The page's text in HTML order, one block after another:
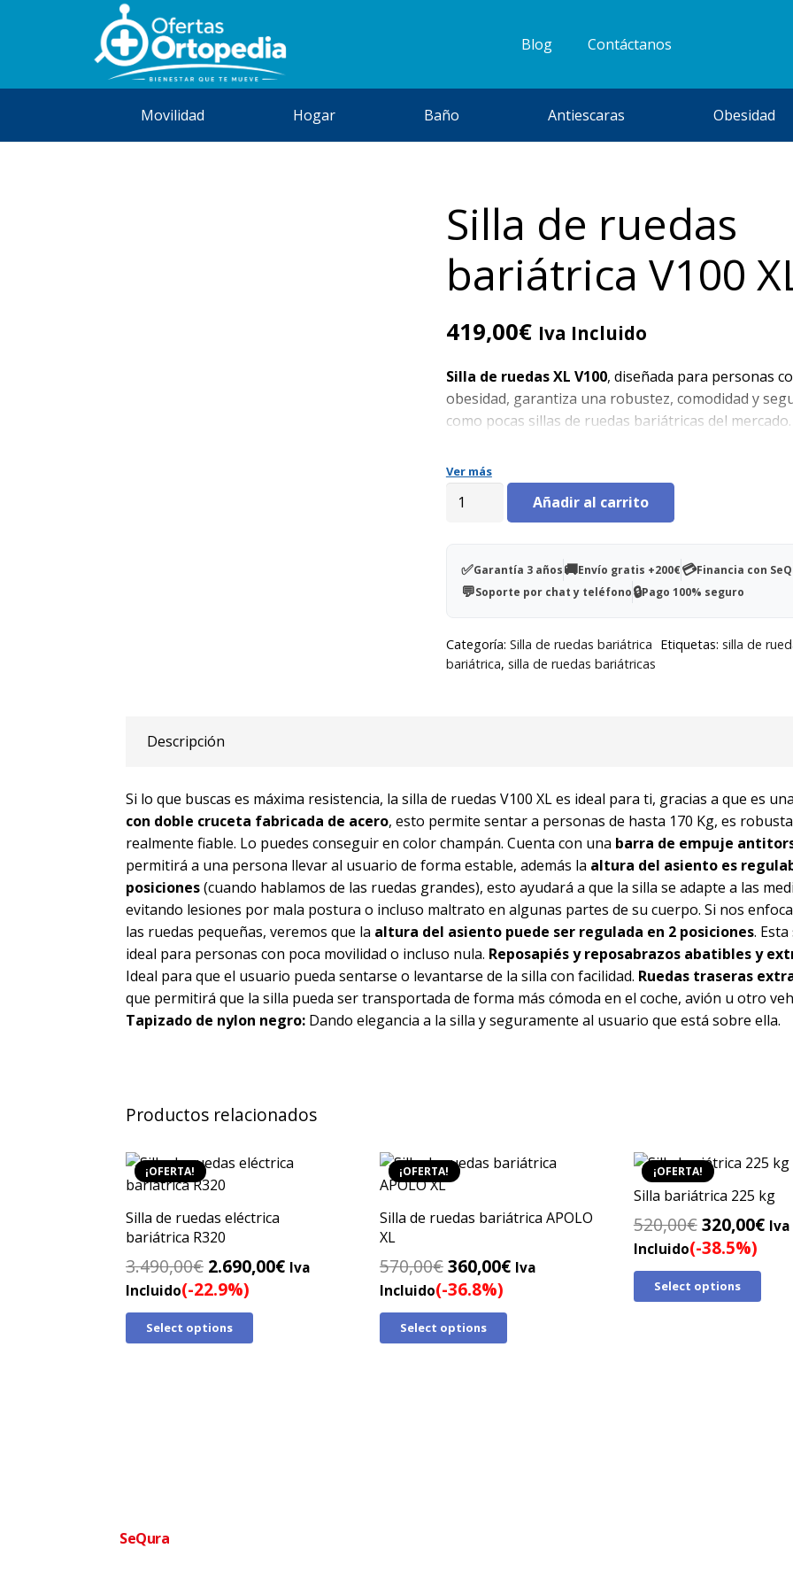
Blog Contáctanos
Movilidad Hogar Baño Antiescaras Obesidad
Silla de ruedas
bariátrica V100
419,00€ Iva Incluido
Silla de ruedas XL V100, diseñada para personas
obesidad, garantiza una robustez, comodidad y
como pocas sillas de ruedas bariátricas del mercado.
Ver más
Silla
V100
Añadir al carrito
✅Garantía 3 años🚚Envío gratis +200€💳Financia con
💬Soporte por chat y teléfono🔒Pago 100% seguro
Categoría: Silla de ruedas bariátrica Etiquetas: silla de
bariátrica, silla de ruedas bariátricas
Descripción
Si lo que buscas es máxima resistencia, la silla de ruedas V100 XL es ideal para ti, gracias a que es una
con doble cruceta fabricada de acero, esto permite sentar a personas de hasta 170 Kg, es
realmente fiable. Lo puedes conseguir en color champán. Cuenta con una barra de empuje
permitirá a una persona llevar al usuario de forma estable, además la altura del asiento es
posiciones(cuando hablamos de las ruedas grandes), esto ayudará a que la silla se adapte a las
evitando lesiones por mala postura o incluso maltrato en algunas partes de su cuerpo. Si nos
las ruedas pequeñas, veremos que la altura del asiento puede ser regulada en 2 posiciones.
ideal para personas con poca movilidad o incluso nula. Reposapiés y reposabrazos abatibles y
Ideal para que el usuario pueda sentarse o levantarse de la silla con facilidad. Ruedas traseras
que permitirá que la silla pueda ser transportada de forma más cómoda en el coche, avión u otro
Tapizado de nylon negro: Dando elegancia a la silla y seguramente al usuario que está sobre ella.
Productos relacionados
¡OFERTA!
Silla de ruedas eléctrica
bariátrica R320
3.490,00€ El
precio
original
era:
2.690,00€ElIva
Incluido(-22.9%)
Select options
¡OFERTA!
Silla de ruedas bariátrica APOLO
XL
570,00€El
precio
original
era:
360,00€ElIva
Incluido(-36.8%)
Select options
¡OFERTA!
Silla bariátrica 225 kg
520,00€El
precio
original
era:
320,00€ElIva
Incluido(-38.5%)
Select options
SeQura